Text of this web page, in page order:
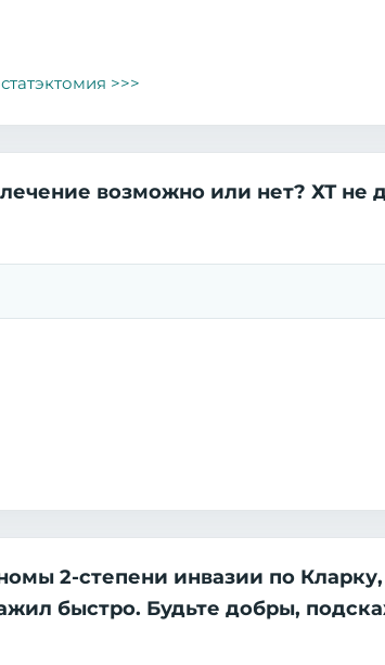
>>>
возможно или нет? ХТ не
2-степени инвазии по
быстро. Будьте добры,